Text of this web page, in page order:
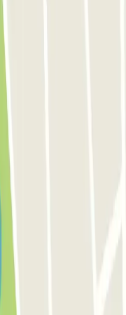
Parking Gare Montparnasse
P4 Longue Durée